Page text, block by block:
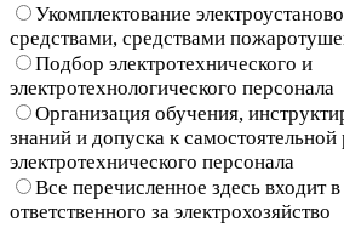
Укомплектование
средствами, средствами
Подбор электротехнического и
электротехнологического персонала
Организация обучения,
знаний и допуска к самостоятельной
электротехнического персонала
Все перечисленное здесь входит
ответственного за электрохозяйство